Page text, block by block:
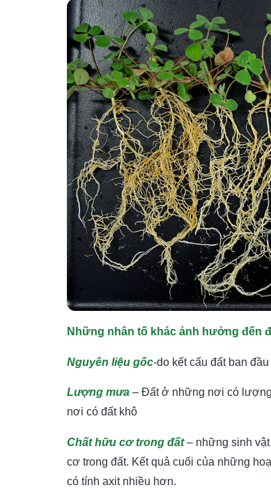
Những nhân tố khác ảnh hưởng đến
Nguyên liệu gốc-do kết cấu đất ban
Lượng mưa – Đất ở những nơi có
nơi có đất khô
Chất hữu cơ trong đất– những sinh vật
cơ trong đất. Kết quả cuối của những
có tính axit nhiều hơn.